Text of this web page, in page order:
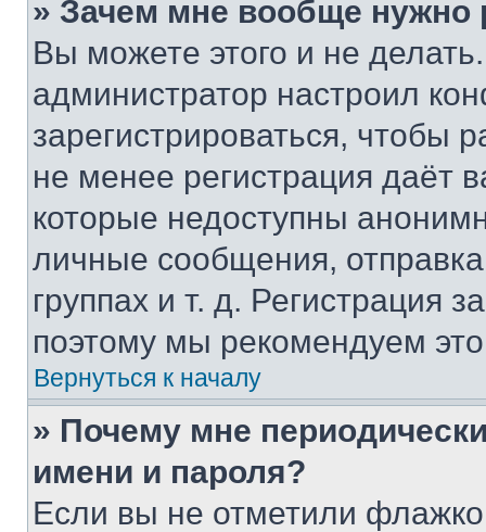
» Зачем мне вообще нужно
Вы можете этого и не
администратор настроил
зарегистрироваться, чтобы
не менее регистрация даёт
которые недоступны
личные сообщения,
группах и т. д. Регистрация
поэтому мы рекомендуем
Вернуться к началу
» Почему мне
имени и пароля?
Если вы не отметили